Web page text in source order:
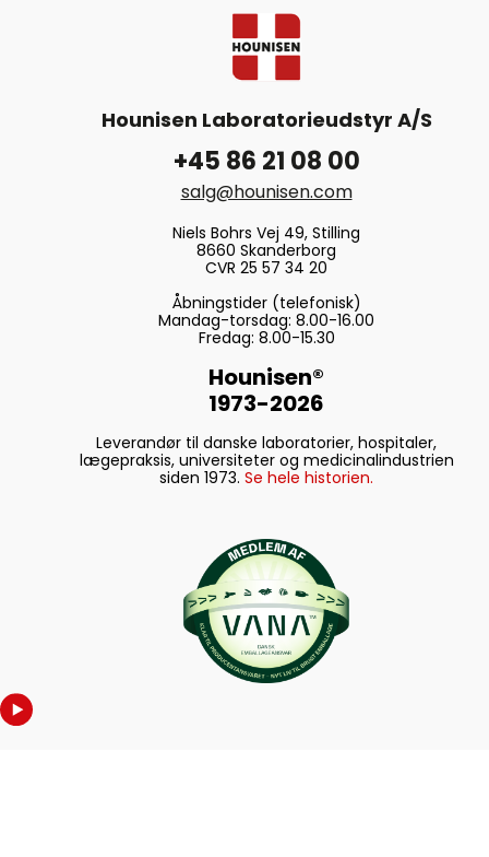
Hounisen Laboratorieudstyr A/S
+45 86 21 08 00
salg@hounisen.com
Niels Bohrs Vej 49, Stilling
8660 Skanderborg
CVR 25 57 34 20
Åbningstider (telefonisk)
Mandag-torsdag: 8.00-16.00
Fredag: 8.00-15.30
Hounisen®
1973-2026
Leverandør til danske laboratorier, hospitaler,
lægepraksis, universiteter og medicinalindustrien
siden 1973. Se hele historien.